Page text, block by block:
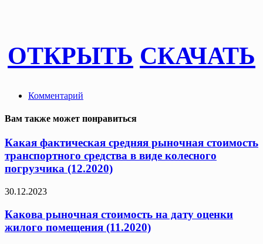
ОТКРЫТЬ СКАЧАТЬ
Комментарий
Вам также может понравиться
Какая фактическая средняя рыночная стоимость
транспортного средства в виде колесного
погрузчика (12.2020)
30.12.2023
Какова рыночная стоимость на дату оценки
жилого помещения (11.2020)